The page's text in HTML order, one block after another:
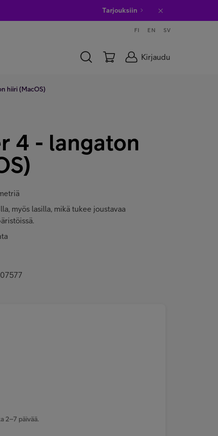
Tarjouksiin
FI EN SV
Kirjaudu
hiiri (MacOS)
4 - langaton
myös lasilla, mikä tukee joustavaa
2–7 päivää.